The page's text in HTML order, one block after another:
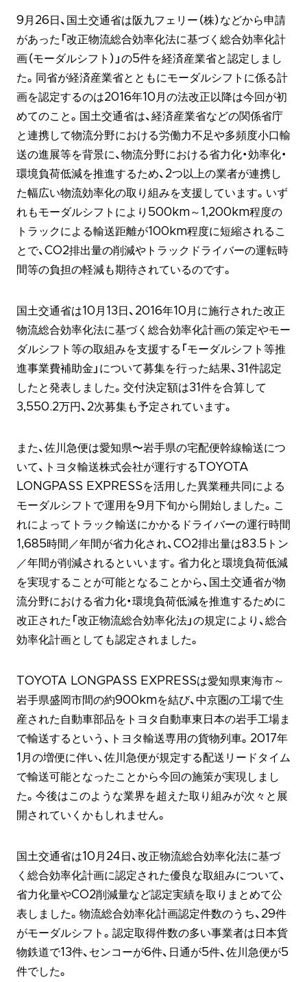
9月26日、国土交通省は阪九フェリー（株）などから申請
があった「改正物流総合効率化法に基づく総合効率化計
画（モーダルシフト）」の5件を経済産業省と認定しまし
た。同省が経済産業省とともにモーダルシフトに係る計
画を認定するのは2016年10月の法改正以降は今回が初
めてのこと。国土交通省は、経済産業省などの関係省庁
と連携して物流分野における労働力不足や多頻度小口輸
送の進展等を背景に、物流分野における省力化・効率化・
環境負荷低減を推進するため、2つ以上の業者が連携し
た幅広い物流効率化の取り組みを支援しています。いず
れもモーダルシフトにより500km～1,200km程度の
トラックによる輸送距離が100km程度に短縮されるこ
とで、CO2排出量の削減やトラックドライバーの運転時
間等の負担の軽減も期待されているのです。
国土交通省は10月13日、2016年10月に施行された改正
物流総合効率化法に基づく総合効率化計画の策定やモー
ダルシフト等の取組みを支援する「モーダルシフト等推
進事業費補助金」について募集を行った結果、31件認定
したと発表しました。交付決定額は31件を合算して
3,550.2万円、2次募集も予定されています。
また、佐川急便は愛知県〜岩手県の宅配便幹線輸送につ
いて、トヨタ輸送株式会社が運行するTOYOTA
LONGPASS EXPRESSを活用した異業種共同による
モーダルシフトで運用を9月下旬から開始しました。こ
れによってトラック輸送にかかるドライバーの運行時間
1,685時間／年間が省力化され、CO2排出量は83.5トン
／年間が削減されるといいます。省力化と環境負荷低減
を実現することが可能となることから、国土交通省が物
流分野における省力化・環境負荷低減を推進するために
改正された「改正物流総合効率化法」の規定により、総合
効率化計画としても認定されました。
TOYOTA LONGPASS EXPRESSは愛知県東海市～
岩手県盛岡市間の約900kmを結び、中京圏の工場で生
産された自動車部品をトヨタ自動車東日本の岩手工場ま
で輸送するという、トヨタ輸送専用の貨物列車。2017年
1月の増便に伴い、佐川急便が規定する配送リードタイム
で輸送可能となったことから今回の施策が実現しまし
た。今後はこのような業界を超えた取り組みが次々と展
開されていくかもしれません。
国土交通省は10月24日、改正物流総合効率化法に基づ
く総合効率化計画に認定された優良な取組みについて、
省力化量やCO2削減量など認定実績を取りまとめて公
表しました。物流総合効率化計画認定件数のうち、29件
がモーダルシフト。認定取得件数の多い事業者は日本貨
物鉄道で13件、センコーが6件、日通が5件、佐川急便が5
件でした。